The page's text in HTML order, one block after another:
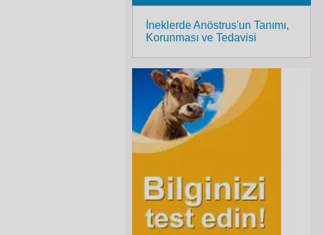
İneklerde Anöstrus'un Tanımı,
Korunması ve Tedavisi